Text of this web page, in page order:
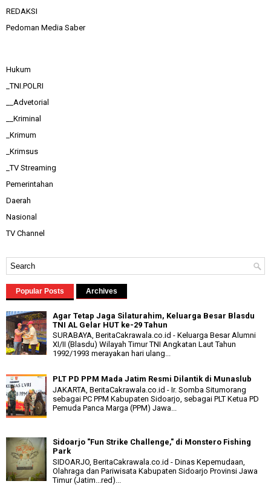
REDAKSI
Pedoman Media Saber
Hukum
_TNI.POLRI
__Advetorial
__Kriminal
_Krimum
_Krimsus
_TV Streaming
Pemerintahan
Daerah
Nasional
TV Channel
Popular Posts Archives
Agar Tetap Jaga Silaturahim, Keluarga Besar Blasdu
TNI AL Gelar HUT ke-29 Tahun
SURABAYA, BeritaCakrawala.co.id - Keluarga Besar Alumni
XI/II (Blasdu) Wilayah Timur TNI Angkatan Laut Tahun
1992/1993 merayakan hari ulang...
PLT PD PPM Mada Jatim Resmi Dilantik di Munaslub
JAKARTA, BeritaCakrawala.co.id - Ir. Somba Situmorang
sebagai PC PPM Kabupaten Sidoarjo, sebagai PLT Ketua PD
Pemuda Panca Marga (PPM) Jawa...
Sidoarjo "Fun Strike Challenge," di Monstero Fishing
Park
SIDOARJO, BeritaCakrawala.co.id - Dinas Kepemudaan,
Olahraga dan Pariwisata Kabupaten Sidoarjo Provinsi Jawa
Timur (Jatim...red)...